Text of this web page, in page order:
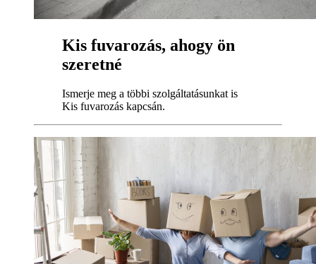
Kis fuvarozás, ahogy ön
szeretné
Ismerje meg a többi szolgáltatásunkat is
Kis fuvarozás kapcsán.